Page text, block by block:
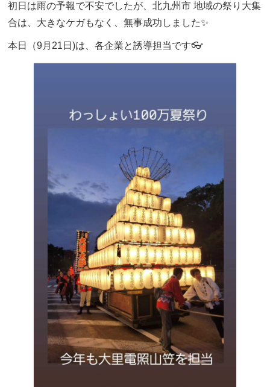
初日は雨の予報で不安でしたが、北九州市 地域の祭り大集
合は、大きなケガもなく、無事成功しました✨
本日（9月21日)は、各企業と誘導担当です👓